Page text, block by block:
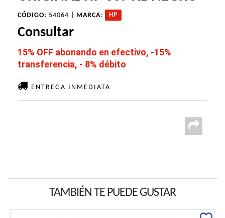
CÓDIGO: 54064 | MARCA: HP
Consultar
15% OFF abonando en efectivo, -15%
transferencia, - 8% débito
ENTREGA INMEDIATA
TAMBIÉN TE PUEDE GUSTAR